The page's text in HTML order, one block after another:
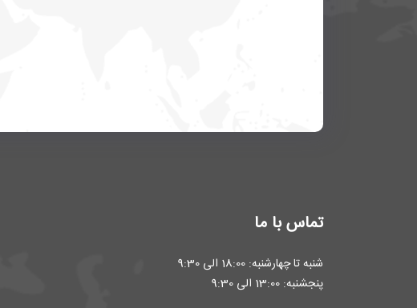
تماس با ما
شنبه تا چهارشنبه: 18:00 الی 9:30
پنجشنبه: 13:00 الی 9:30